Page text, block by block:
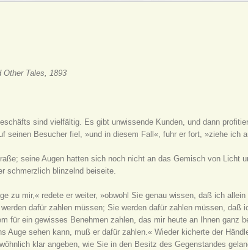
Other Tales, 1893
sind vielfältig. Es gibt unwissende Kunden, und dann
seinen Besucher fiel, »und in diesem Fall«, fuhr er fort, »ziehe ich
seine Augen hatten sich noch nicht an das Gemisch von Licht
schmerzlich blinzelnd beiseite.
zu mir,« redete er weiter, »obwohl Sie genau wissen, daß ich
dafür zahlen müssen; Sie werden dafür zahlen müssen, daß
für ein gewisses Benehmen zahlen, das mir heute an Ihnen ganz
Auge sehen kann, muß er dafür zahlen.« Wieder kicherte der
klar angeben, wie Sie in den Besitz des Gegenstandes